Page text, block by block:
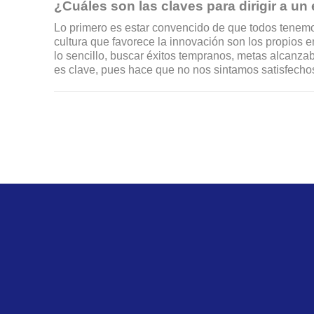
¿Cuáles son las claves para dirigir a
Lo primero es estar convencido de que todos
cultura que favorece la innovación son los propios
lo sencillo, buscar éxitos tempranos, metas
es clave, pues hace que no nos sintamos